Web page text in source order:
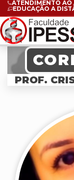
ATENDIMENTO AO
EDUCAÇÃO A
PROF.